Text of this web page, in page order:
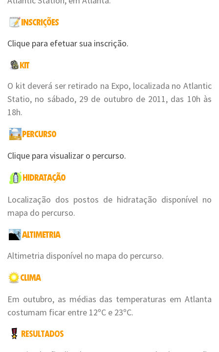
Clique para efetuar sua inscrição.
O kit deverá ser retirado na Expo, localizada no Atlantic
Statio, no sábado, 29 de outubro de 2011, das 10h às
18h.
Clique para visualizar o percurso.
Localização dos postos de hidratação disponível no
mapa do percurso.
Altimetria disponível no mapa do percurso.
Em outubro, as médias das temperaturas em Atlanta
costumam ficar entre 12ºC e 23ºC.